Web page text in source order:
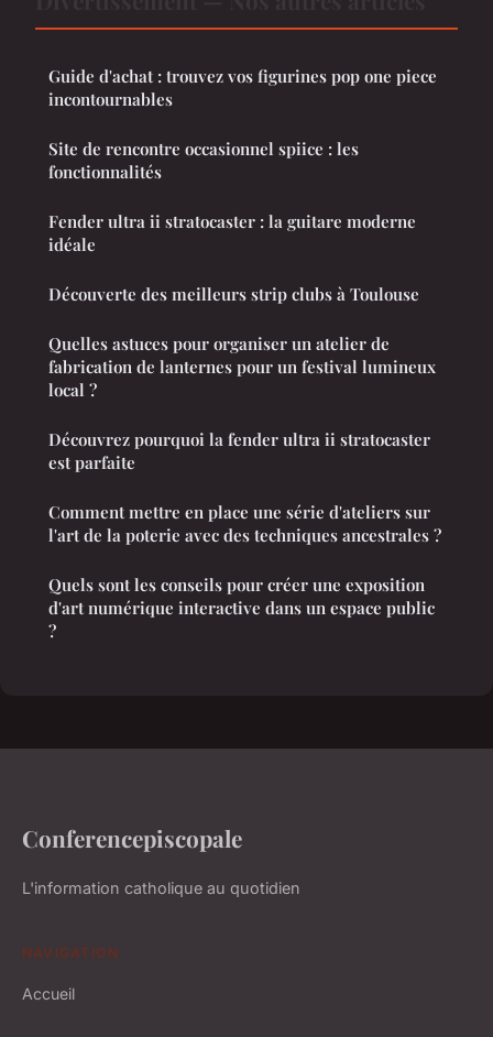
Guide d'achat : trouvez vos figurines pop one piece
incontournables
Site de rencontre occasionnel spiice : les
fonctionnalités
Fender ultra ii stratocaster : la guitare moderne
idéale
Découverte des meilleurs strip clubs à Toulouse
Quelles astuces pour organiser un atelier de
fabrication de lanternes pour un festival lumineux
local ?
Découvrez pourquoi la fender ultra ii stratocaster
est parfaite
Comment mettre en place une série d'ateliers sur
l'art de la poterie avec des techniques ancestrales ?
Quels sont les conseils pour créer une exposition
d'art numérique interactive dans un espace public
?
Conferencepiscopale
L'information catholique au quotidien
NAVIGATION
Accueil